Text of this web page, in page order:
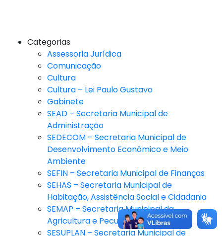
Categorias
Assessoria Jurídica
Comunicação
Cultura
Cultura – Lei Paulo Gustavo
Gabinete
SEAD – Secretaria Municipal de
Administração
SEDECOM – Secretaria Municipal de
Desenvolvimento Econômico e Meio
Ambiente
SEFIN – Secretaria Municipal de Finanças
SEHAS – Secretaria Municipal de
Habitação, Assistência Social e Cidadania
SEMAP – Secretaria Municipal da
Agricultura e Pecuária
SESUPLAN – Secretaria Municipal de